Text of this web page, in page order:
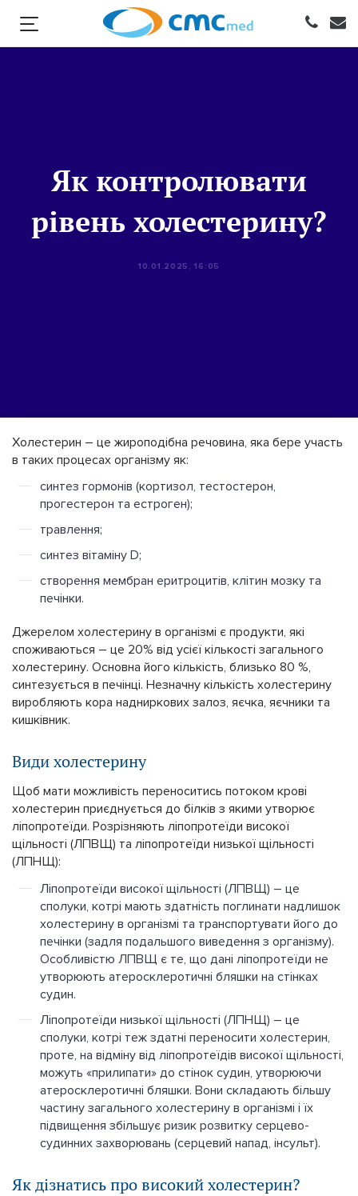
Як контролювати
рівень холестерину?
10.01.2025, 16:05
Холестерин – це жироподібна речовина, яка бере участь
в таких процесах організму як:
синтез гормонів (кортизол, тестостерон,
прогестерон та естроген);
травлення;
синтез вітаміну D;
створення мембран еритроцитів, клітин мозку та
печінки.
Джерелом холестерину в організмі є продукти, які
споживаються – це 20% від усієї кількості загального
холестерину. Основна його кількість, близько 80 %,
синтезується в печінці. Незначну кількість холестерину
виробляють кора надниркових залоз, яєчка, яєчники та
кишківник.
Види холестерину
Щоб мати можливість переноситись потоком крові
холестерин приєднується до білків з якими утворює
ліпопротеїди. Розрізняють ліпопротеїди високої
щільності (ЛПВЩ) та ліпопротеїди низької щільності
(ЛПНЩ):
Ліпопротеїди високої щільності (ЛПВЩ) – це
сполуки, котрі мають здатність поглинати надлишок
холестерину в організмі та транспортувати його до
печінки (задля подальшого виведення з організму).
Особливістю ЛПВЩ є те, що дані ліпопротеїди не
утворюють атеросклеротичні бляшки на стінках
судин.
Ліпопротеїди низької щільності (ЛПНЩ) – це
сполуки, котрі теж здатні переносити холестерин,
проте, на відміну від ліпопротеїдів високої щільності,
можуть «прилипати» до стінок судин, утворюючи
атеросклеротичні бляшки. Вони складають більшу
частину загального холестерину в організмі і їх
підвищення збільшує ризик розвитку серцево-
судинних захворювань (серцевий напад, інсульт).
Як дізнатись про високий холестерин?